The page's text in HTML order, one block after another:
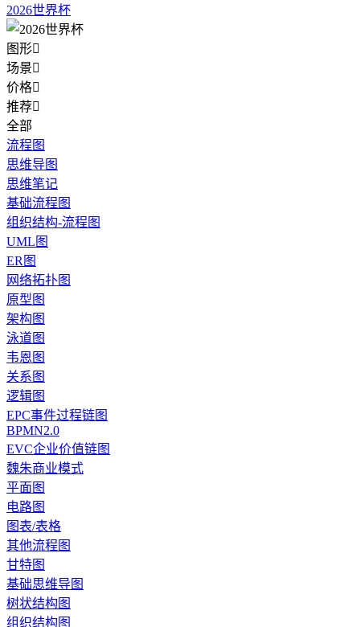
2026世界杯
图形
场景
价格
推荐
全部
流程图
思维导图
思维笔记
基础流程图
组织结构-流程图
UML图
ER图
网络拓扑图
原型图
架构图
泳道图
韦恩图
关系图
逻辑图
EPC事件过程链图
BPMN2.0
EVC企业价值链图
魏朱商业模式
平面图
电路图
图表/表格
其他流程图
甘特图
基础思维导图
树状结构图
组织结构图